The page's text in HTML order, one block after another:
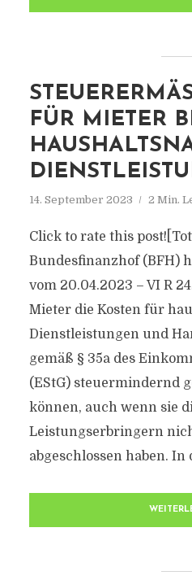
ÜR MIETER BEI
14. September 2023 2 Min.
Click to rate this
Bundesfinanzhof (BFH)
vom 20.04.2023 – VI R
Mieter die Kosten für
Dienstleistungen und
gemäß § 35a des
(EStG) steuermindernd
können, auch wenn sie
Leistungserbringern
abgeschlossen haben. In